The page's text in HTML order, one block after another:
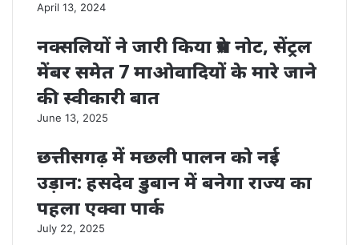
April 13, 2024
नक्सलियों ने जारी किया प्रेस नोट, सेंट्रल
मेंबर समेत 7 माओवादियों के मारे जाने
की स्वीकारी बात
June 13, 2025
छत्तीसगढ़ में मछली पालन को नई
उड़ान: हसदेव डुबान में बनेगा राज्य का
पहला एक्वा पार्क
July 22, 2025